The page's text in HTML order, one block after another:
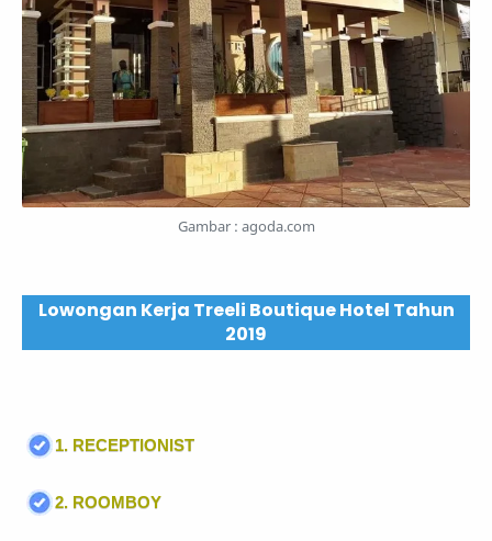
Gambar : agoda.com
Lowongan Kerja Treeli Boutique Hotel Tahun
2019
1. RECEPTIONIST
2. ROOMBOY